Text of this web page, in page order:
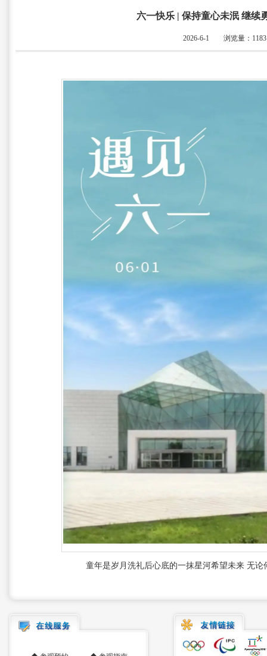
六一快乐 | 保持童心未泯 继续
2026-6-1 浏览量： 1183
童年是岁月洗礼后心底的一抹星河希望未来 无论